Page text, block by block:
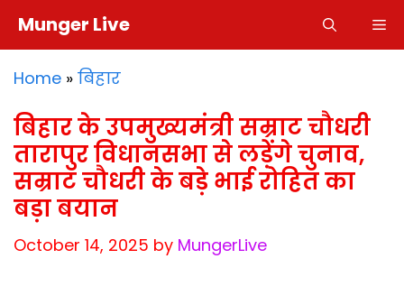
Munger Live
Home » बिहार
बिहार के उपमुख्यमंत्री सम्राट चौधरी
तारापुर विधानसभा से लड़ेंगे चुनाव,
सम्राट चौधरी के बड़े भाई रोहित का
बड़ा बयान
October 14, 2025 by MungerLive